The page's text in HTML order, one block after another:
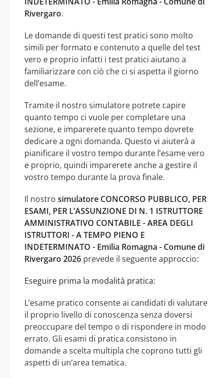
Rivergaro.
Le domande di questi test pratici sono molto
simili per formato e contenuto a quelle del test
vero e proprio infatti i test pratici aiutano a
familiarizzare con ciò che ci si aspetta il giorno
dell’esame.
Tramite il nostro simulatore potrete capire
quanto tempo ci vuole per completare una
sezione, e imparerete quanto tempo dovrete
dedicare a ogni domanda. Questo vi aiuterà a
pianificare il vostro tempo durante l’esame vero
e proprio, quindi imparerete anche a gestire il
vostro tempo durante la prova finale.
Il nostro simulatore CONCORSO PUBBLICO, PER
ESAMI, PER L’ASSUNZIONE DI N. 1 ISTRUTTORE
AMMINISTRATIVO CONTABILE - AREA DEGLI
ISTRUTTORI - A TEMPO PIENO E
INDETERMINATO - Emilia Romagna - Comune di
Rivergaro 2026 prevede il seguente approccio:
Eseguire prima la modalità pratica:
L’esame pratico consente ai candidati di valutare
il proprio livello di conoscenza senza doversi
preoccupare del tempo o di rispondere in modo
errato. Gli esami di pratica consistono in
domande a scelta multipla che coprono tutti gli
aspetti di un’area tematica.